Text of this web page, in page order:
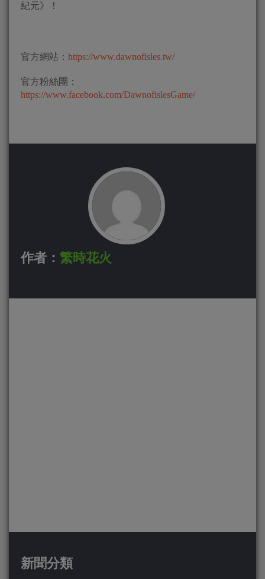
紀元》！
官方網站： https://www.dawnofisles.tw/
官方粉絲團：
https://www.facebook.com/DawnofislesGame/
作者： 繁時花火
新聞分類